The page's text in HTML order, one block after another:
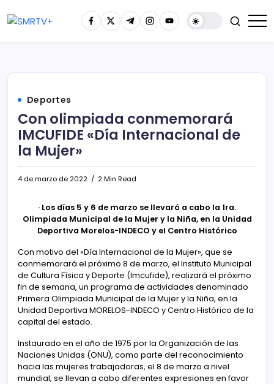
Deportes
Con olimpiada conmemorará
IMCUFIDE «Día Internacional de
la Mujer»
4 de marzo de 2022 2 Min Read
· Los días 5 y 6 de marzo se llevará a cabo la 1ra.
Olimpiada Municipal de la Mujer y la Niña, en la Unidad
Deportiva Morelos-INDECO y el Centro Histórico
Con motivo del «Día Internacional de la Mujer», que se
conmemorará el próximo 8 de marzo, el Instituto Municipal
de Cultura Física y Deporte (Imcufide), realizará el próximo
fin de semana, un programa de actividades denominado
Primera Olimpiada Municipal de la Mujer y la Niña, en la
Unidad Deportiva MORELOS-INDECO y Centro Histórico de la
capital del estado.
Instaurado en el año de 1975 por la Organización de las
Naciones Unidas (ONU), como parte del reconocimiento
hacia las mujeres trabajadoras, el 8 de marzo a nivel
mundial, se llevan a cabo diferentes expresiones en favor